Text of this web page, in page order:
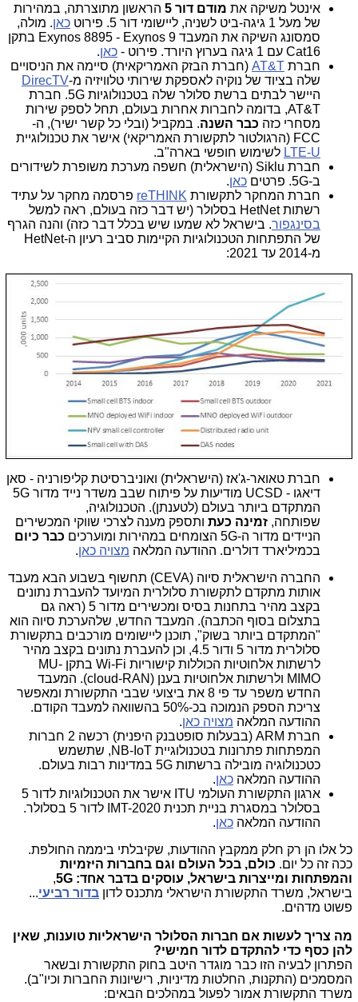
אינטל משיקה את מודם דור 5
הראשון מתוצרתה, במהירות
של מעל 1 גיגה-ביט לשניה, ליישומי דור 5. פירוט
כאן. מולה,
סמסונג השיקה את המעבד Exynos 8895 - Exynos 9 בתקן
Cat16 עם 1 גיגה בערוץ היורד. פירוט -
כאן.
חברת AT&T (חברת הבזק האמריקאית) סיימה את הניסויים
שלה בציוד של נוקיה לאספקת שירותי טלוויזיה מ-DirecTV
היישר לבתים ברשת סלולר שלה בטכנולוגיות 5G. חברת
AT&T, בדומה לחברות אחרות בעולם, תחל לספק שירות
מסחרי כזה כבר השנה. במקביל (ובלי כל קשר ישיר), ה-
FCC (הרגולטור לתקשורת האמריקאי) אישר את טכנולוגיית
LTE-U לשימוש חופשי בארה"ב.
חברת Siklu (הישראלית) חשפה מערכת משופרת לשידורים
ב-5G. פרטים
כאן.
חברת המחקר לתקשורת reTHINK פרסמה מחקר על עתיד
רשתות HetNet בסלולר (יש דבר כזה בעולם, ראה למשל
בסינגפור. בישראל לא שמעו שיש בכלל דבר כזה) והנה הגרף
של התפתחות הטכנולוגיות הקיימות סביב רעיון ה-HetNet
מ-2014 עד 2021:
חברת טאואר-ג'אז (הישראלית) ואוניברסיטת קליפורניה - סאן
דיאגו - UCSD מודיעות על פיתוח שבב משדר נייד מדור 5G
המתקדם ביותר בעולם (לטענתן). הטכנולוגיה,
שפותחה, זמינה כעת ותספק מענה לצרכי שווקי המכשירים
הניידים מדור ה-5G הצומחים במהירות ומוערכים
כבר כיום
בכמיליארד דולרים. ההודעה המלאה מצויה כאן.
החברה הישראלית סיוה (CEVA) תחשוף בשבוע הבא מעבד
אותות מתקדם לתקשורת סלולרית המיועד להעברת נתונים
בקצב מהיר בתחנות בסיס ומכשירים מדור 5 (ראה גם
בתצלום בסוף הכתבה). המעבד החדש, שלהערכת סיוה הוא
"המתקדם ביותר בשוק", תוכנן ליישומים מורכבים בתקשורת
סלולרית מדור 5 ודור 4.5, וכן להעברת נתונים בקצב מהיר
לרשתות אלחוטיות הכוללות קישוריות Wi-Fi בתקן MU-
MIMO ולרשתות אלחוטיות בענן (cloud-RAN). המעבד
החדש משפר עד פי 8 את ביצועי שבבי התקשורת ומאפשר
צריכת הספק הנמוכה בכ-50% בהשוואה למעבד הקודם.
ההודעה המלאה מצויה כאן.
חברת ARM (בבעלות סופטבנק היפנית) רכשה 2 חברות
המפתחות פתרונות בטכנולוגיית NB-IoT, שתשמש
כטכנולוגיה מובילה ברשתות 5G במדינות רבות בעולם.
ההודעה המלאה כאן.
ארגון התקשורת העולמי ITU אישר את הטכנולוגיות לדור 5
בסלולר במסגרת בניית תכנית IMT-2020 לדור 5 בסלולר.
ההודעה המלאה כאן.
כל אלו הן רק חלק ממקבץ ההודעות, שקיבלתי ביממה החולפת.
ככה זה כל יום. כולם, בכל העולם וגם בחברות היזמיות
והמפתחות ומייצרות בישראל, עוסקים בדבר אחד: 5G
,
בישראל, משרד התקשורת הישראלי מתכנס לדון בדור רביעי...
פשוט מדהים.
מה צריך לעשות אם חברות הסלולר הישראליות טוענות, שאין
להן כסף כדי להתקדם לדור חמישי?
הפתרון לבעיה הזו כבר מוגדר היטב בחוק התקשורת ובשאר
המסמכים (התקנות, החלטות מדיניות, רישיונות החברות וכיו"ב).
משרד התקשורת אמור לפעול במהלכים הבאים: